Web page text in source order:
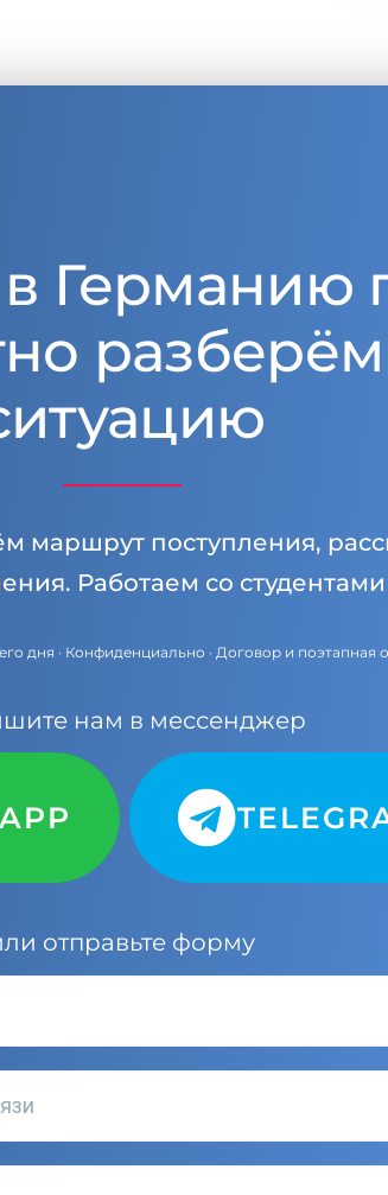
Германию
маршрут поступления,
Работаем со
дня · Конфиденциально · Договор и поэтапная
нам в мессенджер
отправьте форму